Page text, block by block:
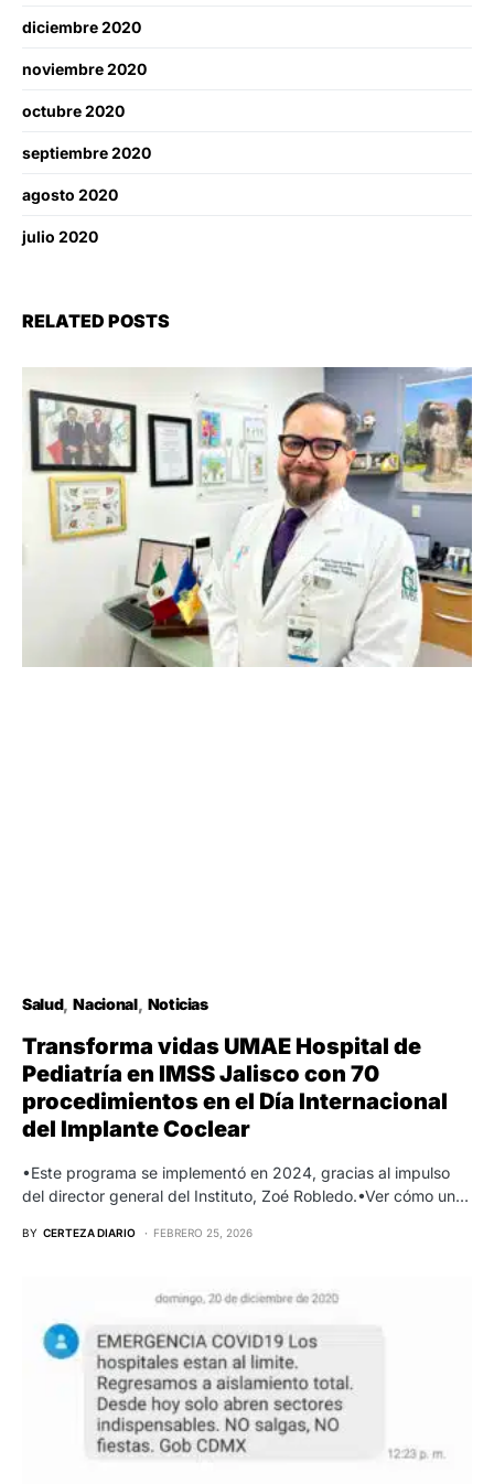
diciembre 2020
noviembre 2020
octubre 2020
septiembre 2020
agosto 2020
julio 2020
RELATED POSTS
Salud Nacional Noticias
Transforma vidas UMAE Hospital de
Pediatría en IMSS Jalisco con 70
procedimientos en el Día Internacional
del Implante Coclear
•Este programa se implementó en 2024, gracias al impulso
del director general del Instituto, Zoé Robledo.•Ver cómo un…
BY CERTEZA DIARIO FEBRERO 25, 2026